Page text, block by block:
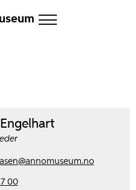
@annomuseum.no
00